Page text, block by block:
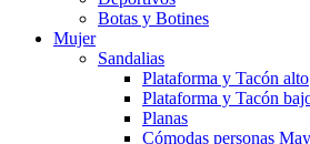
Botas y Botines
Mujer
Sandalias
Plataforma y Tacón alto
Plataforma y Tacón
Planas
Cómodas personas